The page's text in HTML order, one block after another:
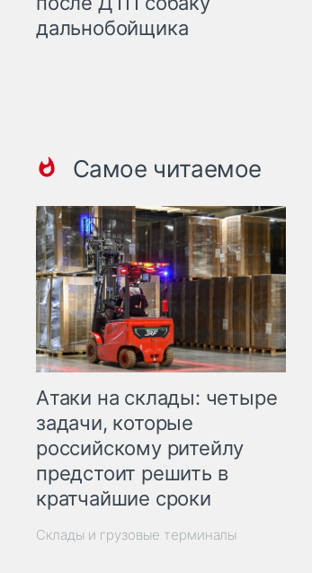
дальнобойщика
Самое читаемое
Атаки на склады: четыре
задачи, которые
российскому ритейлу
предстоит решить в
кратчайшие сроки
Склады и грузовые терминалы